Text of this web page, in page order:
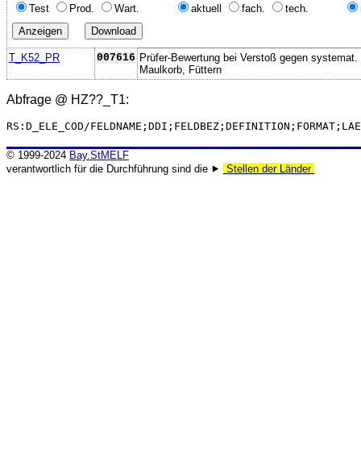
Test
Prod. Wart.
aktuell
fach. tech.
T_K52_PR 007616 Prüfer-Bewertung bei Verstoß gegen systemat.
Maulkorb, Füttern
Abfrage @ HZ??_T1:
RS:D_ELE_COD/
© 1999-2024 Bay.StMELF
verantwortlich für die Durchführung sind die ⯈
Stellen der Länder